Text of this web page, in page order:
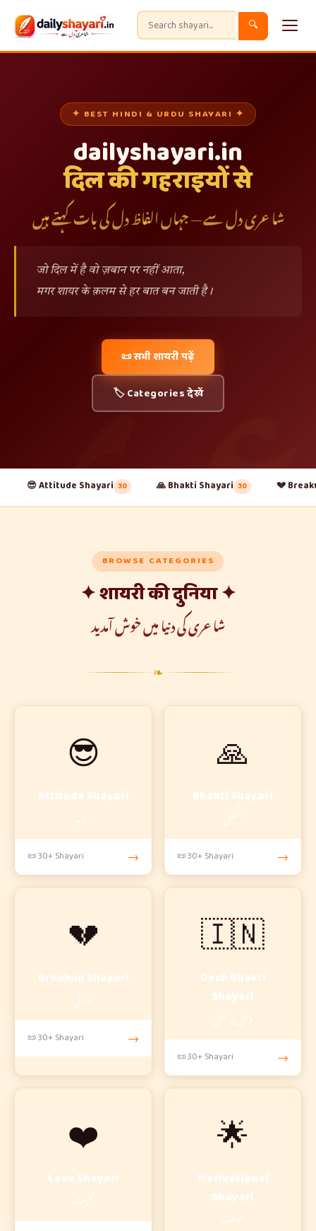
🔍
✦ BEST HINDI & URDU SHAYARI ✦
dailyshayari.in
दिल की गहराइयों से
شاعری دل سے — جہاں الفاظ دل کی بات کہتے ہیں
जो दिल में है वो ज़बान पर नहीं आता,
मगर शायर के क़लम से हर बात बन जाती है।
📜 सभी शायरी पढ़ें
🏷️ Categories देखें
😎 Attitude Shayari 30 🙏 Bhakti Shayari 30 💔
BROWSE CATEGORIES
✦ शायरी की दुनिया ✦
شاعری کی دنیا میں خوش آمدید
❧
😎
Attitude Shayari
رویہ
📜 30+ Shayari →
🙏
Bhakti Shayari
بھکتی
📜 30+ Shayari →
💔
Breakup Shayari
جدائی
📜 30+ Shayari →
🇮🇳
Desh Bhakti
Shayari
وطن پرستی
📜 30+ Shayari →
❤️
Love Shayari
محبت
🌟
Motivational
Shayari
حوصلہ